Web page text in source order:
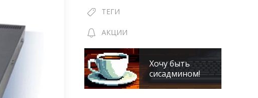
ТЕГИ
АКЦИИ
Хочу быть
сисадмином!